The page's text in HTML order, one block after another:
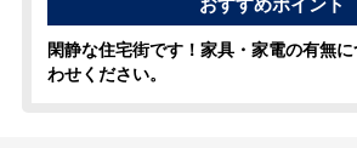
閑静な住宅街です！家具・家電の有無
わせください。